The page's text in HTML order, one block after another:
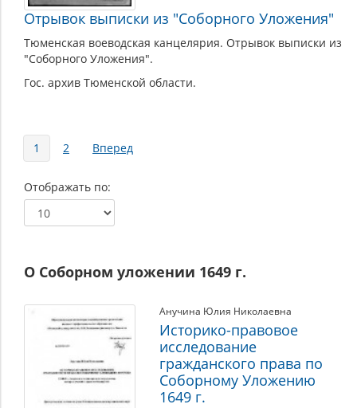
Отрывок выписки из "Соборного Уложения"
Тюменская воеводская канцелярия. Отрывок выписки из
"Соборного Уложения".
Гос. архив Тюменской области.
Страницы
1 2 Вперед
Отображать по
О Соборном уложении 1649 г.
Анучина Юлия Николаевна
Историко-правовое
исследование
гражданского права по
Соборному Уложению
1649 г.